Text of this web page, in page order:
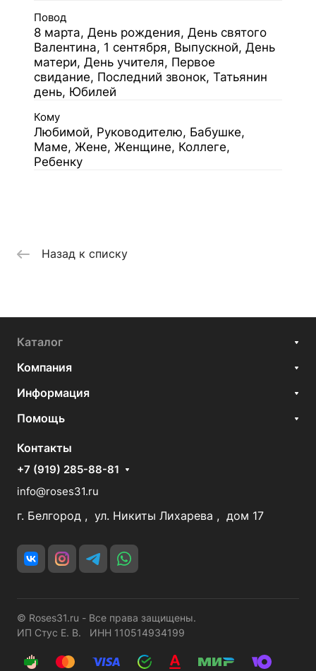
Повод
8 марта, День рождения, День святого
Валентина, 1 сентября, Выпускной, День
матери, День учителя, Первое
свидание, Последний звонок, Татьянин
день, Юбилей
Кому
Любимой, Руководителю, Бабушке,
Маме, Жене, Женщине, Коллеге,
Ребенку
Назад к списку
Каталог
Компания
Информация
Помощь
Контакты
+7 (919) 285-88-81
info@roses31.ru
г. Белгород , ул. Никиты Лихарева , дом 17
© Roses31.ru - Все права защищены.
ИП Стус Е. В. ИНН 110514934199